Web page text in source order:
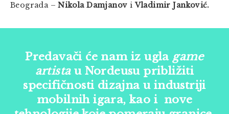
Beograda –Nikola Damjanov iVladimir Janković.
Predavači će nam iz ugla game
artista u Nordeusu približiti
specifičnosti dizajna u industriji
mobilnih igara, kao i nove